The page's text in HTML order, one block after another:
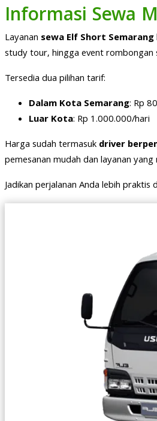
Informasi Sewa
Layanan sewa Elf Short Semarang
study tour, hingga event rombongan
Tersedia dua pilihan tarif:
Dalam Kota Semarang: Rp
Luar Kota: Rp 1.000.000/hari
Harga sudah termasukdriver
pemesanan mudah dan layanan yang
Jadikan perjalanan Anda lebih praktis